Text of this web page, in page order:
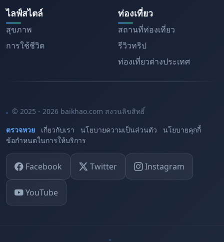
ไลฟ์สไตล์
สุขภาพ
การใช้ชีวิต
ท่องเที่ยว
สถานที่ท่องเที่ยว
รีวิวทริป
ท่องเที่ยวต่างประเทศ
© 2025 - 2026 baikhao.com สงวนลิขสิทธิ์
ตรวจหวย
เกี่ยวกับเรา นโยบายความเป็นส่วนตัว
นโยบายคุกกี้
ข้อกำหนดในการให้บริการ
Facebook Twitter Instagram
YouTube